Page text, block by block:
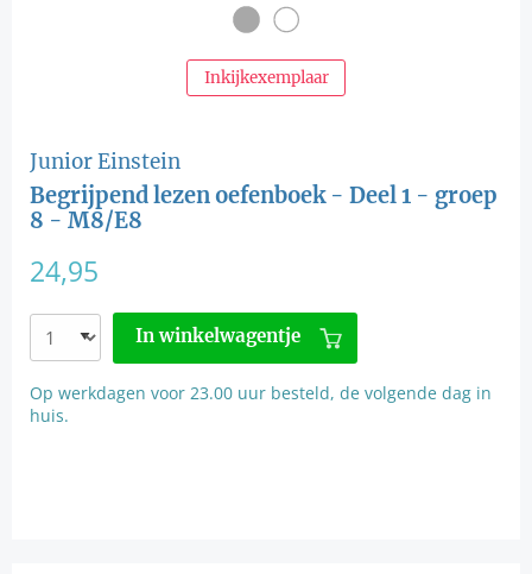
Inkijkexemplaar
Junior Einstein
Begrijpend lezen oefenboek - Deel 1 - groep
8 - M8/E8
24,95
In winkelwagentje
Op werkdagen voor 23.00 uur besteld, de volgende dag in
huis.